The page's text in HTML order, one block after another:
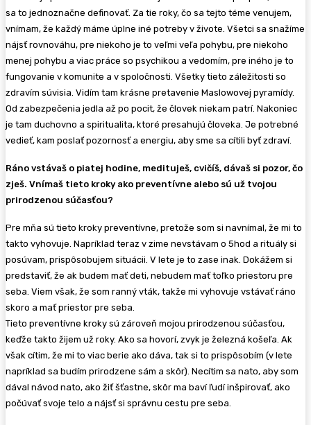
sa to jednoznačne definovať. Za tie roky, čo sa tejto téme venujem,
vnímam, že každý máme úplne iné potreby v živote. Všetci sa snažíme
nájsť rovnováhu, pre niekoho je to veľmi veľa pohybu, pre niekoho
menej pohybu a viac práce so psychikou a vedomím, pre iného je to
fungovanie v komunite a v spoločnosti. Všetky tieto záležitosti so
zdravím súvisia. Vidím tam krásne pretavenie Maslowovej pyramídy.
Od zabezpečenia jedla až po pocit, že človek niekam patrí. Nakoniec
je tam duchovno a spiritualita, ktoré presahujú človeka. Je potrebné
vedieť, kam poslať pozornosť a energiu, aby sme sa cítili byť zdraví.
Ráno vstávaš o piatej hodine, medituješ, cvičíš, dávaš si pozor, čo
zješ. Vnímaš tieto kroky ako preventívne alebo sú už tvojou
prirodzenou súčasťou?
Pre mňa sú tieto kroky preventívne, pretože som si navnímal, že mi to
takto vyhovuje. Napríklad teraz v zime nevstávam o 5hod a rituály si
posúvam, prispôsobujem situácii. V lete je to zase inak. Dokážem si
predstaviť, že ak budem mať deti, nebudem mať toľko priestoru pre
seba. Viem však, že som ranný vták, takže mi vyhovuje vstávať ráno
skoro a mať priestor pre seba.
Tieto preventívne kroky sú zároveň mojou prirodzenou súčasťou,
keďže takto žijem už roky. Ako sa hovorí, zvyk je železná košeľa. Ak
však cítim, že mi to viac berie ako dáva, tak si to prispôsobím (v lete
napríklad sa budím prirodzene sám a skôr). Necítim sa nato, aby som
dával návod nato, ako žiť šťastne, skôr ma baví ľudí inšpirovať, ako
počúvať svoje telo a nájsť si správnu cestu pre seba.